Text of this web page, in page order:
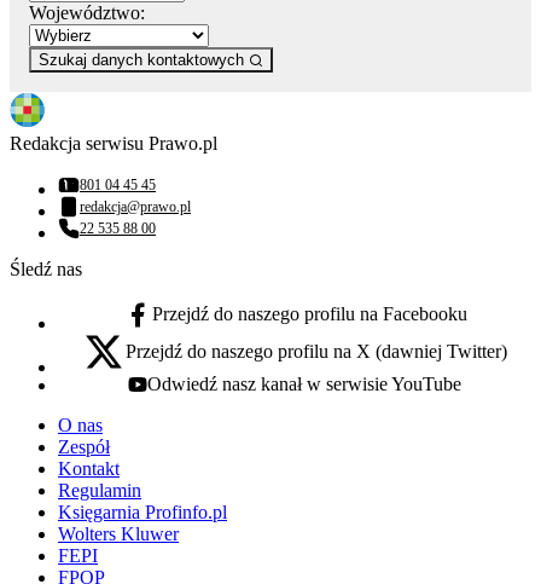
Województwo:
Szukaj danych kontaktowych
Redakcja serwisu Prawo.pl
Numer telefonu:
801 04 45 45
Adres email:
redakcja@prawo.pl
Numer telefonu:
22 535 88 00
Śledź nas
facebook - otwiera się w nowej karcie
Przejdź do naszego profilu na Facebooku
x - otwiera się w nowej karcie
Przejdź do naszego profilu na X (dawniej Twitter)
youtube - otwiera się w nowej karcie
Odwiedź nasz kanał w serwisie YouTube
O nas
Zespół
Kontakt
Regulamin
Księgarnia Profinfo.pl
Wolters Kluwer
FEPI
FPOP